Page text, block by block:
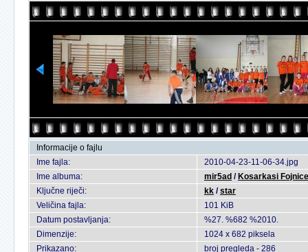
Informacije o fajlu
Ime fajla:
2010-04-23-11-06-34.jpg
Ime albuma:
mir5ad / Kosarkasi
Ključne riječi:
kk /star
Veličina fajla:
101 KiB
Datum postavljanja:
%27. %682 %2010.
Dimenzije:
1024 x 682 piksela
Prikazano:
broj pregleda - 286